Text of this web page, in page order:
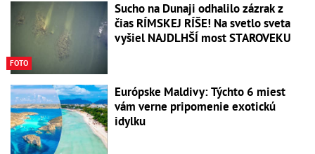
FOTO
Sucho na Dunaji odhalilo zázrak z
čias RÍMSKEJ RÍŠE! Na svetlo sveta
vyšiel NAJDLHŠÍ most STAROVEKU
Európske Maldivy: Týchto 6 miest
vám verne pripomenie exotickú
idylku